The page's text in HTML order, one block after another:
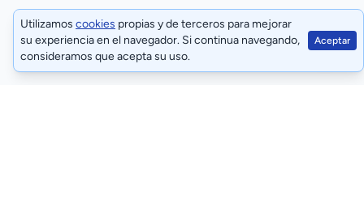
Utilizamos cookies propias y de terceros para mejorar
su experiencia en el navegador. Si continua navegando,
consideramos que acepta su uso.
Aceptar